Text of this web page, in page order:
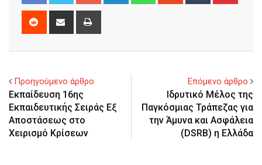
Reddit
Share
Προηγούμενο άρθρο
Εκπαίδευση 16ης
Εκπαιδευτικής Σειράς Εξ
Αποστάσεως στο
Χειρισμό Κρίσεων
Επόμενο άρθρο
Ιδρυτικό Μέλος της
Παγκόσμιας Τράπεζας για
την Άμυνα και Ασφάλεια
(DSRB) η Ελλάδα